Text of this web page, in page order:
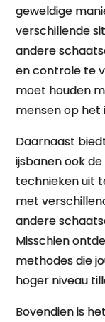
geweldige
verschillende
andere
en controle te
moet houden
mensen op het
Daarnaast
ijsbanen ook
technieken uit
met
andere
Misschien
methodes die
hoger niveau
Bovendien is